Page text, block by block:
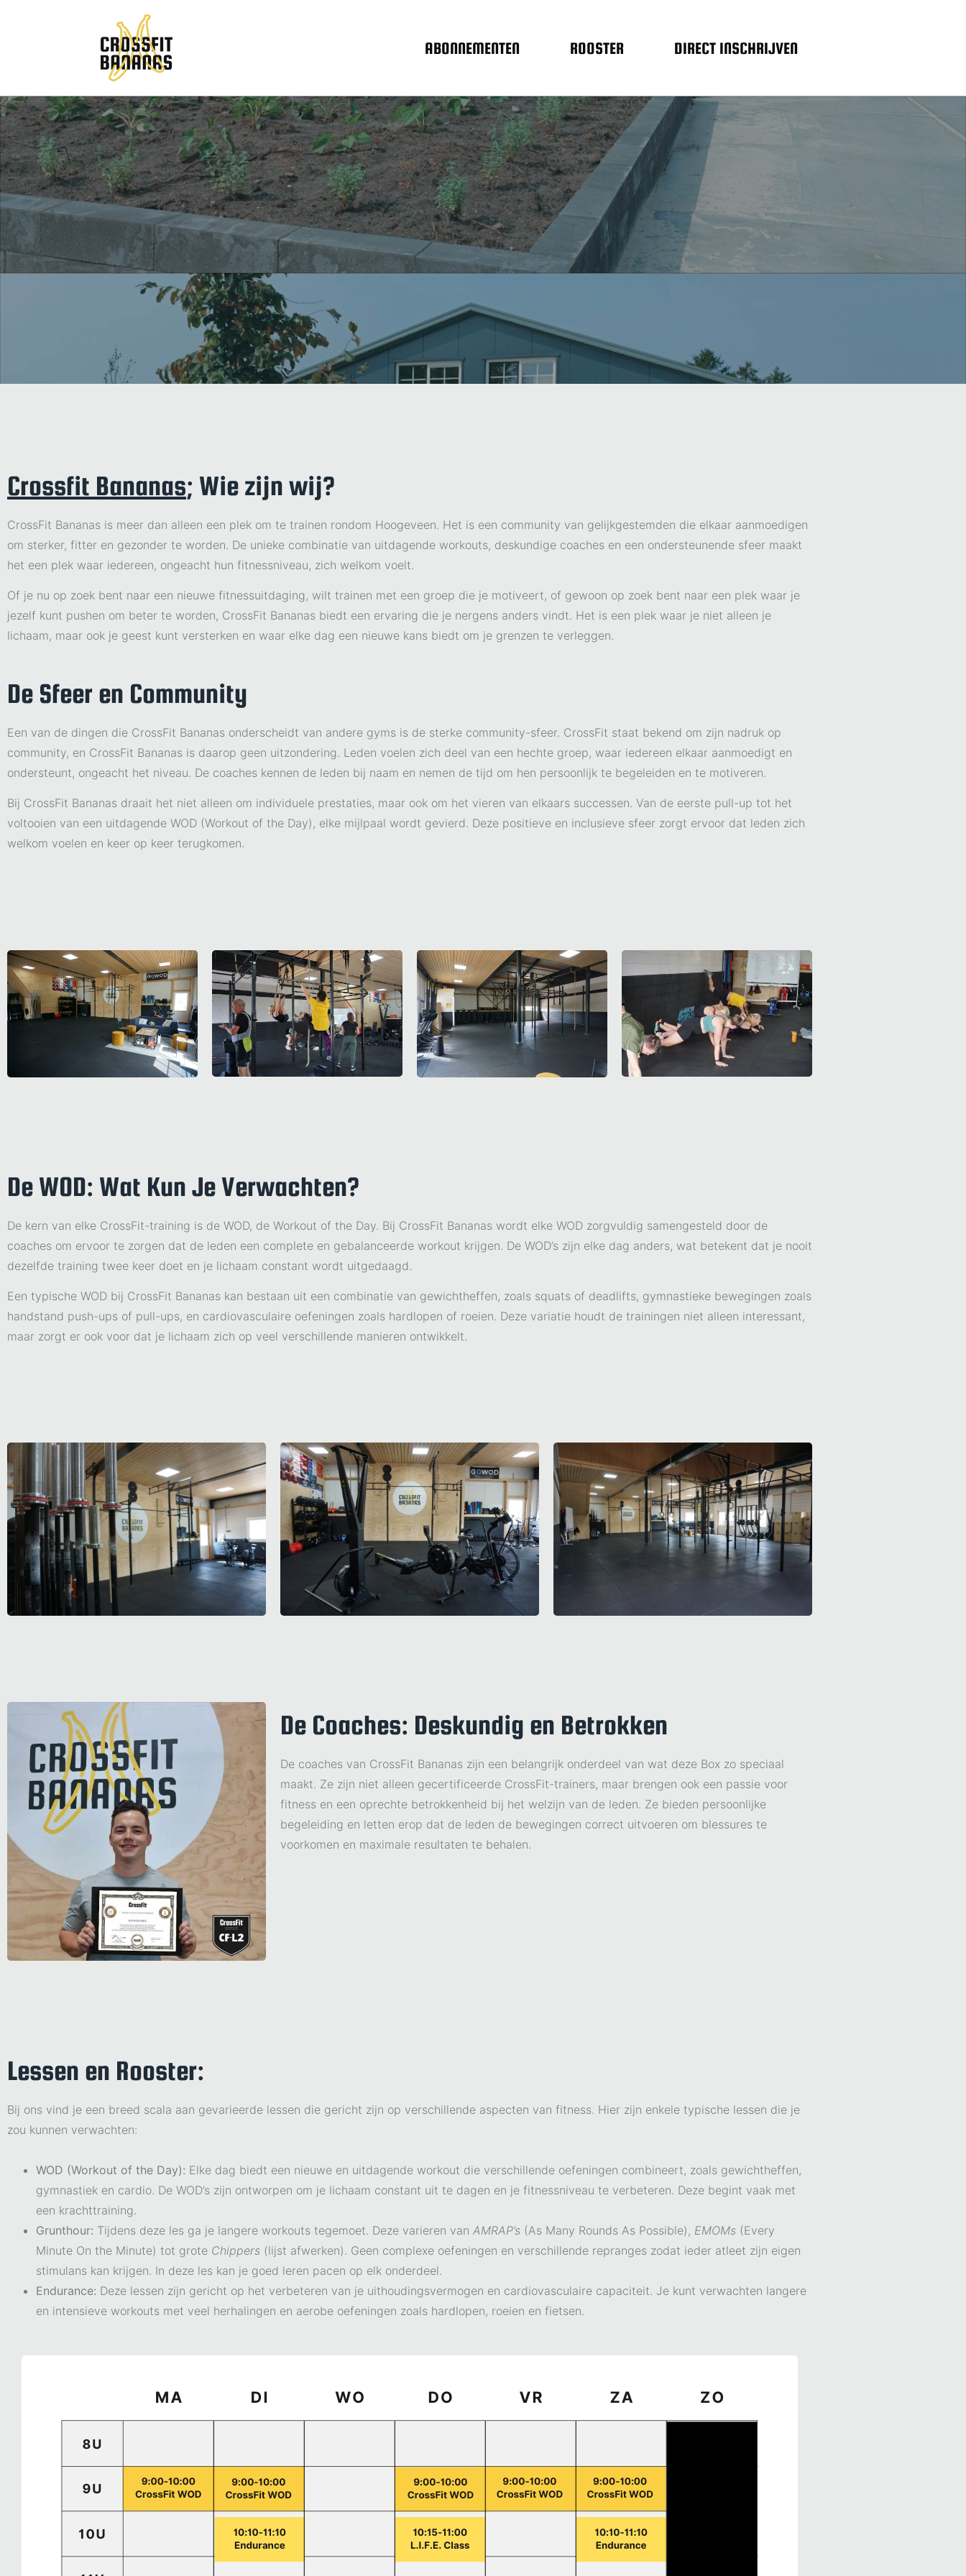
ABONNEMENTEN ROOSTER DIRECT INSCHRIJVEN
Crossfit Bananas; Wie zijn wij?
CrossFit Bananas is meer dan alleen een plek om te trainen rondom Hoogeveen. Het is een community van gelijkgestemden die elkaar aanmoedigen
om sterker, fitter en gezonder te worden. De unieke combinatie van uitdagende workouts, deskundige coaches en een ondersteunende sfeer maakt
het een plek waar iedereen, ongeacht hun fitnessniveau, zich welkom voelt.
Of je nu op zoek bent naar een nieuwe fitnessuitdaging, wilt trainen met een groep die je motiveert, of gewoon op zoek bent naar een plek waar je
jezelf kunt pushen om beter te worden, CrossFit Bananas biedt een ervaring die je nergens anders vindt. Het is een plek waar je niet alleen je
lichaam, maar ook je geest kunt versterken en waar elke dag een nieuwe kans biedt om je grenzen te verleggen.
De Sfeer en Community
Een van de dingen die CrossFit Bananas onderscheidt van andere gyms is de sterke community-sfeer. CrossFit staat bekend om zijn nadruk op
community, en CrossFit Bananas is daarop geen uitzondering. Leden voelen zich deel van een hechte groep, waar iedereen elkaar aanmoedigt en
ondersteunt, ongeacht het niveau. De coaches kennen de leden bij naam en nemen de tijd om hen persoonlijk te begeleiden en te motiveren.
Bij CrossFit Bananas draait het niet alleen om individuele prestaties, maar ook om het vieren van elkaars successen. Van de eerste pull-up tot het
voltooien van een uitdagende WOD (Workout of the Day), elke mijlpaal wordt gevierd. Deze positieve en inclusieve sfeer zorgt ervoor dat leden zich
welkom voelen en keer op keer terugkomen.
De WOD: Wat Kun Je Verwachten?
De kern van elke CrossFit-training is de WOD, de Workout of the Day. Bij CrossFit Bananas wordt elke WOD zorgvuldig samengesteld door de
coaches om ervoor te zorgen dat de leden een complete en gebalanceerde workout krijgen. De WOD’s zijn elke dag anders, wat betekent dat je nooit
dezelfde training twee keer doet en je lichaam constant wordt uitgedaagd.
Een typische WOD bij CrossFit Bananas kan bestaan uit een combinatie van gewichtheffen, zoals squats of deadlifts, gymnastieke bewegingen zoals
handstand push-ups of pull-ups, en cardiovasculaire oefeningen zoals hardlopen of roeien. Deze variatie houdt de trainingen niet alleen interessant,
maar zorgt er ook voor dat je lichaam zich op veel verschillende manieren ontwikkelt.
De Coaches: Deskundig en Betrokken
De coaches van CrossFit Bananas zijn een belangrijk onderdeel van wat deze Box zo speciaal
maakt. Ze zijn niet alleen gecertificeerde CrossFit-trainers, maar brengen ook een passie voor
fitness en een oprechte betrokkenheid bij het welzijn van de leden. Ze bieden persoonlijke
begeleiding en letten erop dat de leden de bewegingen correct uitvoeren om blessures te
voorkomen en maximale resultaten te behalen.
Lessen en Rooster:
Bij ons vind je een breed scala aan gevarieerde lessen die gericht zijn op verschillende aspecten van fitness. Hier zijn enkele typische lessen die je
zou kunnen verwachten:
WOD (Workout of the Day): Elke dag biedt een nieuwe en uitdagende workout die verschillende oefeningen combineert, zoals gewichtheffen,
gymnastiek en cardio. De WOD’s zijn ontworpen om je lichaam constant uit te dagen en je fitnessniveau te verbeteren. Deze begint vaak met
een krachttraining.
Grunthour: Tijdens deze les ga je langere workouts tegemoet. Deze varieren van AMRAP’s (As Many Rounds As Possible), EMOMs (Every
Minute On the Minute) tot grote Chippers (lijst afwerken). Geen complexe oefeningen en verschillende repranges zodat ieder atleet zijn eigen
stimulans kan krijgen. In deze les kan je goed leren pacen op elk onderdeel.
Endurance: Deze lessen zijn gericht op het verbeteren van je uithoudingsvermogen en cardiovasculaire capaciteit. Je kunt verwachten langere
en intensieve workouts met veel herhalingen en aerobe oefeningen zoals hardlopen, roeien en fietsen.